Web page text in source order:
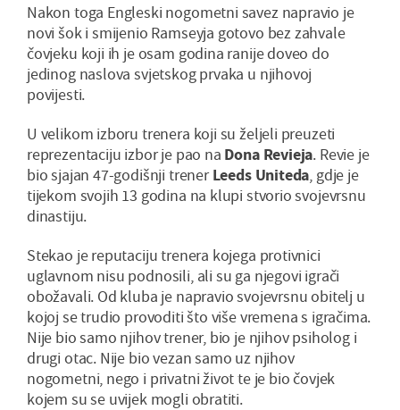
Nakon toga Engleski nogometni savez napravio je
novi šok i smijenio Ramseyja gotovo bez zahvale
čovjeku koji ih je osam godina ranije doveo do
jedinog naslova svjetskog prvaka u njihovoj
povijesti.
U velikom izboru trenera koji su željeli preuzeti
reprezentaciju izbor je pao na Dona Revieja. Revie je
bio sjajan 47-godišnji trenerLeeds Uniteda, gdje je
tijekom svojih 13 godina na klupi stvorio svojevrsnu
dinastiju.
Stekao je reputaciju trenera kojega protivnici
uglavnom nisu podnosili, ali su ga njegovi igrači
obožavali. Od kluba je napravio svojevrsnu obitelj u
kojoj se trudio provoditi što više vremena s igračima.
Nije bio samo njihov trener, bio je njihov psiholog i
drugi otac. Nije bio vezan samo uz njihov
nogometni, nego i privatni život te je bio čovjek
kojem su se uvijek mogli obratiti.